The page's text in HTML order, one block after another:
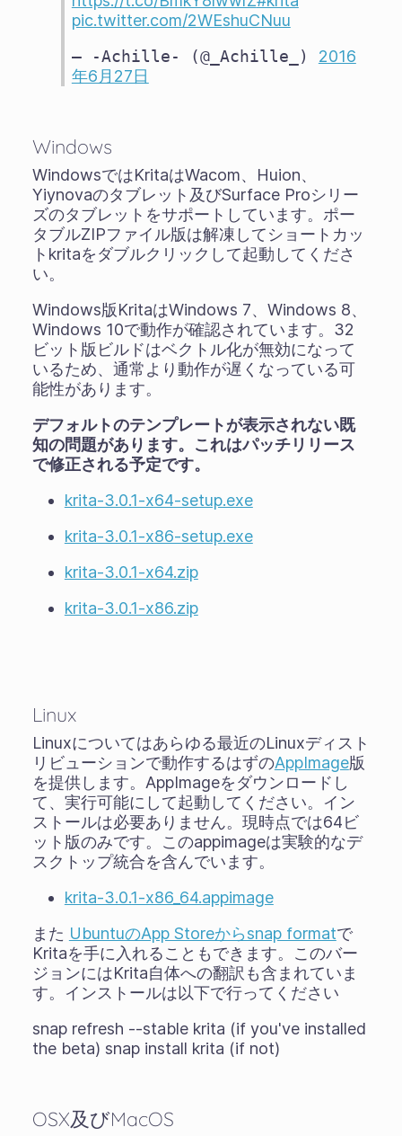
pic.twitter.com/2WEshuCNuu
— -Achille- (@_Achille_) 2016
年6月27日
Windows
WindowsではKritaはWacom、Huion、
Yiynovaのタブレット及びSurface Proシリー
ズのタブレットをサポートしています。ポー
タブルZIPファイル版は解凍してショートカッ
トkritaをダブルクリックして起動してくださ
い。
Windows版KritaはWindows 7、Windows 8、
Windows 10で動作が確認されています。32
ビット版ビルドはベクトル化が無効になって
いるため、通常より動作が遅くなっている可
能性があります。
デフォルトのテンプレートが表示されない既
知の問題があります。これはパッチリリース
で修正される予定です。
krita-3.0.1-x64-setup.exe
krita-3.0.1-x86-setup.exe
krita-3.0.1-x64.zip
krita-3.0.1-x86.zip
Linux
Linuxについてはあらゆる最近のLinuxディスト
リビューションで動作するはずのAppImage版
を提供します。AppImageをダウンロードし
て、実行可能にして起動してください。イン
ストールは必要ありません。現時点では64ビ
ット版のみです。このappimageは実験的なデ
スクトップ統合を含んでいます。
krita-3.0.1-x86_64.appimage
また UbuntuのApp Storeからsnap formatで
Kritaを手に入れることもできます。このバー
ジョンにはKrita自体への翻訳も含まれていま
す。インストールは以下で行ってください
snap refresh --stable krita (if you've installed
the beta) snap install krita (if not)
OSX及びMacOS